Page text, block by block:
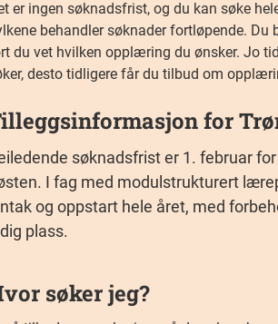
er ingen søknadsfrist, og du kan søke
behandler søknader fortløpende. Du
du vet hvilken opplæring du ønsker. Jo
desto tidligere får du tilbud om
for
søknadsfrist er 1. februar
I fag med modulstrukturert
og oppstart hele året, med
plass.
søker jeg?